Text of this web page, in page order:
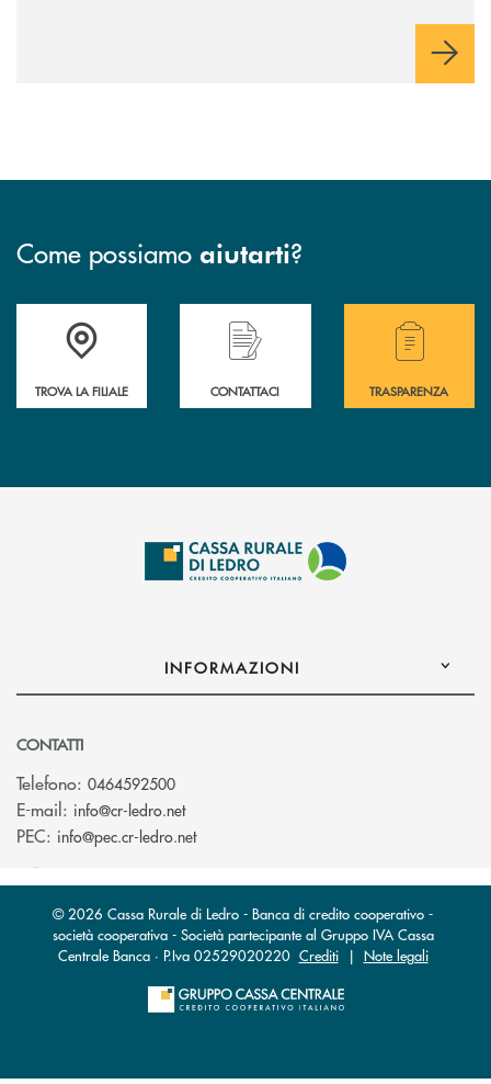
Come possiamo aiutarti?
Accedi all' elenco completo delle filiali .
TROVA LA FILIALE
Hai bisogno di assistenza immediata?
CONTATTACI
Hai bisogno di
TRASPARENZA
INFORMAZIONI
CONTATTI
Telefono: 0464592500
E-mail: info@cr-ledro.net(si apre l’app di posta elettronica)
PEC: info@pec.cr-ledro.net(si apre l’app di posta elettronica)
© 2026 Cassa Rurale di Ledro - Banca di credito cooperativo -
società cooperativa - Società partecipante al Gruppo IVA Cassa
Centrale Banca · P.Iva 02529020220 Crediti| Note legali